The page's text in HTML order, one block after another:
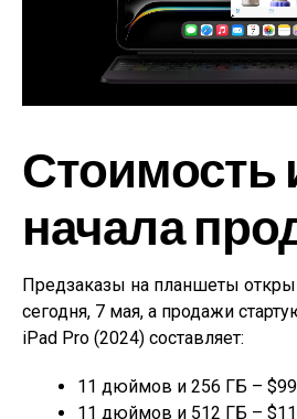
Стоимость
начала
Предзаказы на планшеты
сегодня, 7 мая, а продажи
iPad Pro (2024) составляет:
11 дюймов и 256 ГБ –
11 дюймов и 512 ГБ –